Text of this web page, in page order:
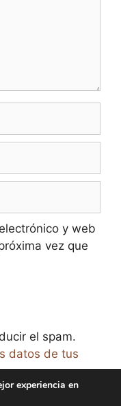
y web
vez que
el spam.
datos de tus
experiencia en